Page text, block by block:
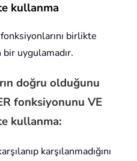
kullanma
birlikte
uygulamadır.
doğru olduğunu
fonksiyonunu VE
kullanma:
karşılanmadığını